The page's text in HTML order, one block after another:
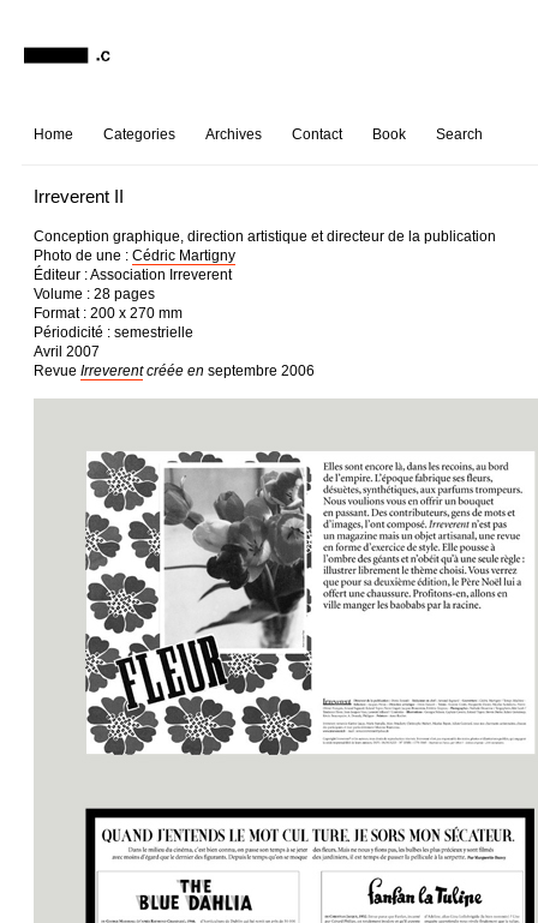
Home Categories Archives Contact Book Search
Irreverent II
Conception graphique, direction artistique et directeur de la publication
Photo de une : Cédric Martigny
Éditeur : Association Irreverent
Volume : 28 pages
Format : 200 x 270 mm
Périodicité : semestrielle
Avril 2007
Revue Irreverentcréée en septembre 2006